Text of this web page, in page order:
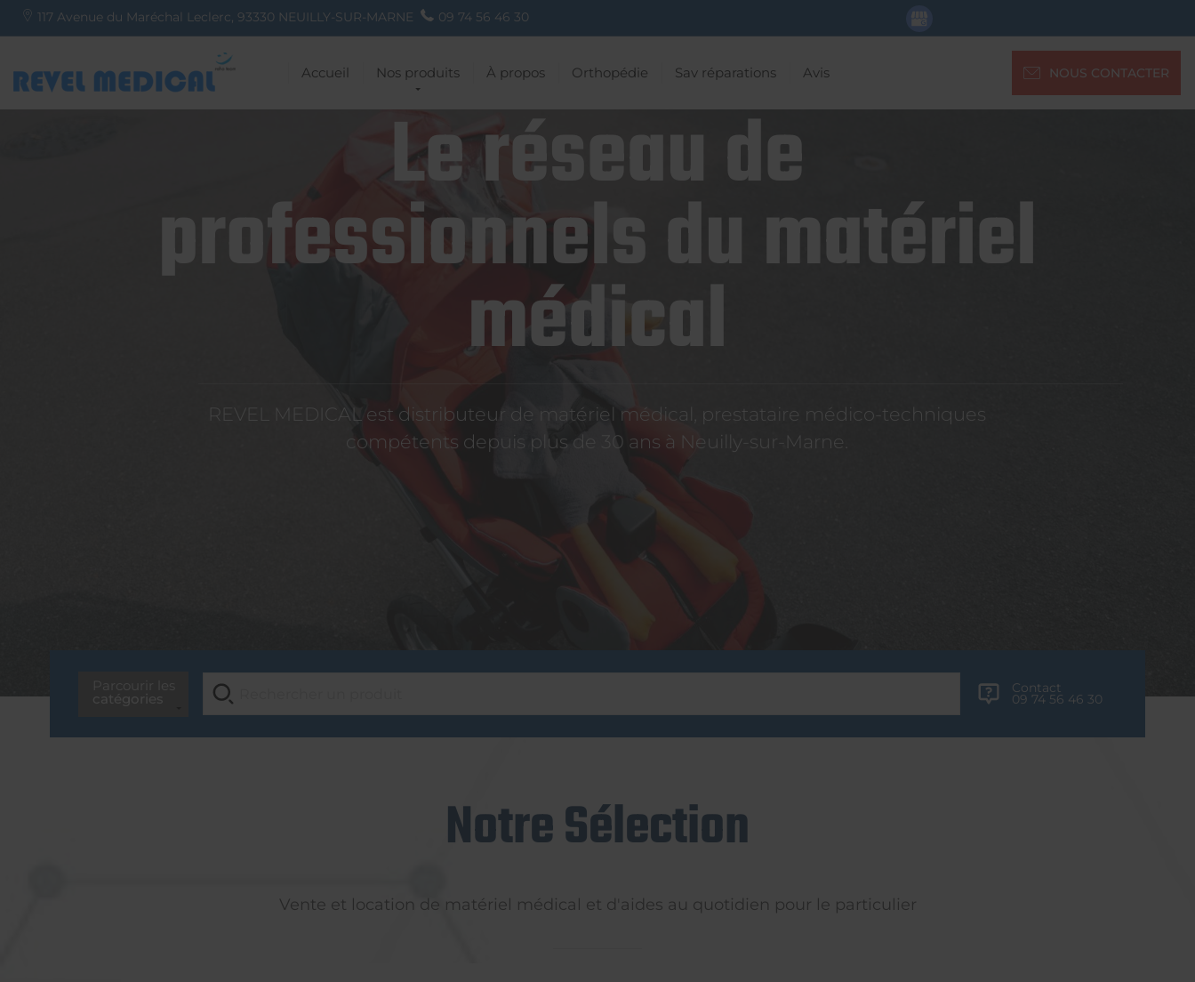
117 Avenue du Maréchal Leclerc, 93330 NEUILLY-SUR-MARNE 09 74 56 46 30
Accueil Nos produits À propos Orthopédie Sav réparations Avis NOUS CONTACTER
Le réseau de
professionnels du matériel
médical
REVEL MEDICAL est distributeur de matériel médical, prestataire médico-techniques
compétents depuis plus de 30 ans à Neuilly-sur-Marne.
Contact
09 74 56 46 30
Notre Sélection
Vente et location de matériel médical et d'aides au quotidien pour le particulier